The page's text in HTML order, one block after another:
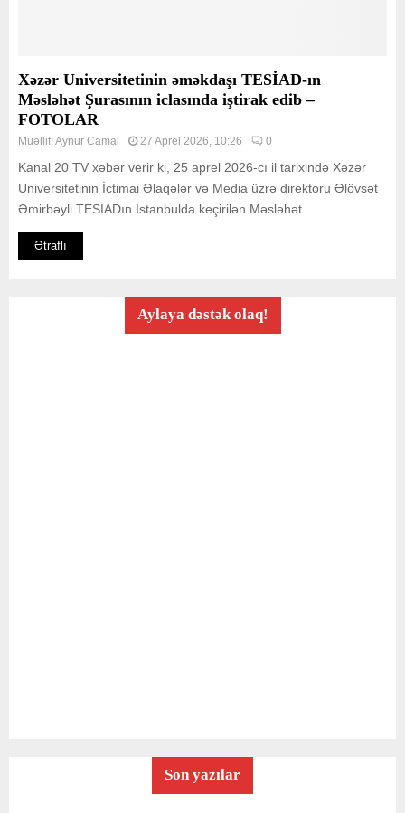
Xəzər Universitetinin əməkdaşı TESİAD-ın
Məsləhət Şurasının iclasında iştirak edib –
FOTOLAR
Müəllif:Aynur Camal 27 Aprel 2026, 10:26 0
Kanal 20 TV xəbər verir ki, 25 aprel 2026-cı il tarixində Xəzər
Universitetinin İctimai Əlaqələr və Media üzrə direktoru Əlövsət
Əmirbəyli TESİADın İstanbulda keçirilən Məsləhət...
Ətraflı
Aylaya dəstək olaq!
Son yazılar